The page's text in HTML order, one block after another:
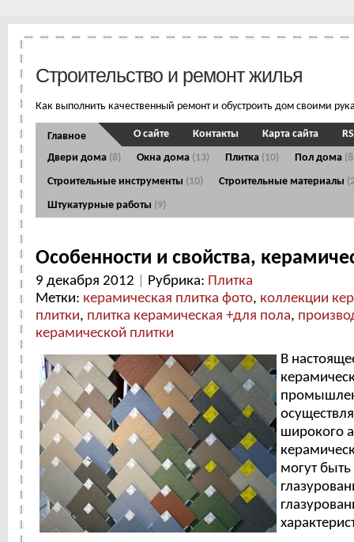
Строительство и ремонт жилья
Как выполнить качественный ремонт и обустроить дом своими
Главное
Двери дома (8) Окна дома (13) Плитка (10) Пол дома
Строительные инструменты (10) Строительные материалы
Штукатурные работы (9)
О сайте Контакты Карта сайта
Особенности и свойства,
9 декабря 2012 Рубрика: Плитка
Метки: керамическая плитка фото, коллекции
плитки, плитка керамическая +для пола,
керамической плитки
В
широкого
могут быть